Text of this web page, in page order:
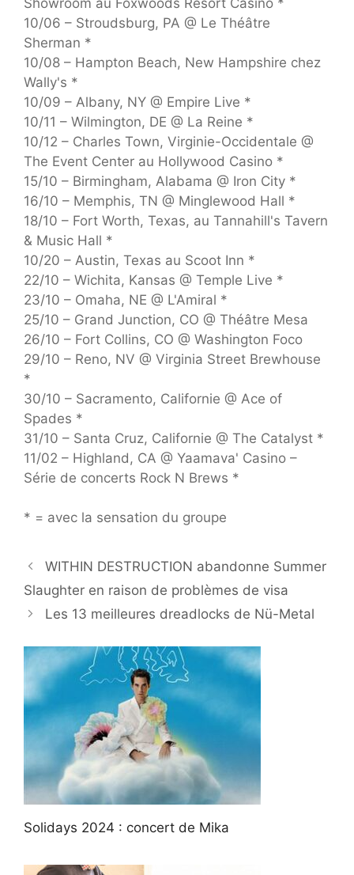
10/06 – Stroudsburg, PA @ Le Théâtre
Sherman *
10/08 – Hampton Beach, New Hampshire chez
Wally's *
10/09 – Albany, NY @ Empire Live *
10/11 – Wilmington, DE @ La Reine *
10/12 – Charles Town, Virginie-Occidentale @
The Event Center au Hollywood Casino *
15/10 – Birmingham, Alabama @ Iron City *
16/10 – Memphis, TN @ Minglewood Hall *
18/10 – Fort Worth, Texas, au Tannahill's Tavern
& Music Hall *
10/20 – Austin, Texas au Scoot Inn *
22/10 – Wichita, Kansas @ Temple Live *
23/10 – Omaha, NE @ L'Amiral *
25/10 – Grand Junction, CO @ Théâtre Mesa
26/10 – Fort Collins, CO @ Washington Foco
29/10 – Reno, NV @ Virginia Street Brewhouse
*
30/10 – Sacramento, Californie @ Ace of
Spades *
31/10 – Santa Cruz, Californie @ The Catalyst *
11/02 – Highland, CA @ Yaamava' Casino –
Série de concerts Rock N Brews *
* = avec la sensation du groupe
WITHIN DESTRUCTION abandonne Summer
Slaughter en raison de problèmes de visa
Les 13 meilleures dreadlocks de Nü-Metal
Solidays 2024 : concert de Mika